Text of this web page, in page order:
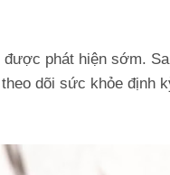
phát hiện sớm.
dõi sức khỏe định